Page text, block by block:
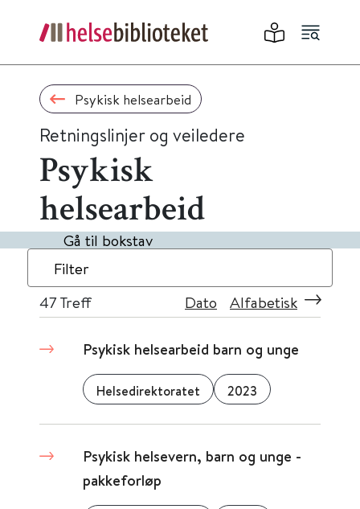
Psykisk helsearbeid
Retningslinjer og veiledere
Psykisk
helsearbeid
Gå til bokstav
Filter
47Treff Dato Alfabetisk
Psykisk helsearbeid barn og unge
Helsedirektoratet 2023
Psykisk helsevern, barn og unge -
pakkeforløp